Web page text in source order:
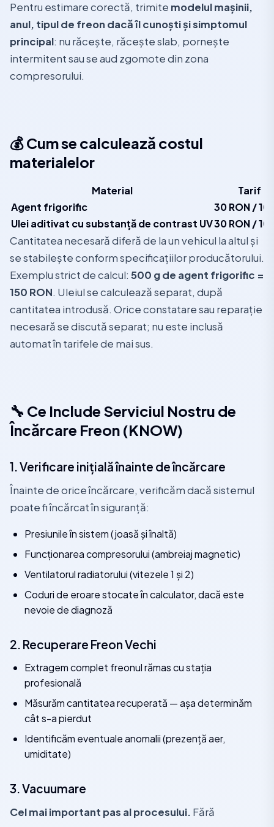
Pentru estimare corectă, trimite modelul mașinii,
anul, tipul de freon dacă îl cunoști și simptomul
principal: nu răcește, răcește slab, pornește
intermitent sau se aud zgomote din zona
compresorului.
💰 Cum se calculează costul
materialelor
Material
Tarif
Agent frigorific
30 RON /
Ulei aditivat cu substanță de contrast UV30 RON /
Cantitatea necesară diferă de la un vehicul la altul și
se stabilește conform specificațiilor producătorului.
Exemplu strict de calcul: 500 g de agent frigorific =
150 RON. Uleiul se calculează separat, după
cantitatea introdusă. Orice constatare sau reparație
necesară se discută separat; nu este inclusă
automat în tarifele de mai sus.
🔧 Ce Include Serviciul Nostru de
Încărcare Freon (KNOW)
1. Verificare inițială înainte de încărcare
Înainte de orice încărcare, verificăm dacă sistemul
poate fi încărcat în siguranță:
Presiunile în sistem (joasă și înaltă)
Funcționarea compresorului (ambreiaj magnetic)
Ventilatorul radiatorului (vitezele 1 și 2)
Coduri de eroare stocate în calculator, dacă este
nevoie de diagnoză
2. Recuperare Freon Vechi
Extragem complet freonul rămas cu stația
profesională
Măsurăm cantitatea recuperată — așa determinăm
cât s-a pierdut
Identificăm eventuale anomalii (prezență aer,
umiditate)
3. Vacuumare
Cel mai important pas al procesului. Fără